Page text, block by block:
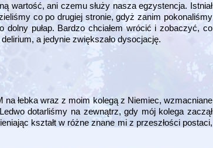
wartość, ani czemu służy nasza egzystencja. Istniał
co po drugiej stronie, gdyż zanim pokonaliśmy
dolny pułap. Bardzo chciałem wrócić i zobaczyć, co
a jedynie zwiększało dysocjację.
na łebka wraz z moim kolegą z Niemiec, wzmacniane
dotarliśmy na zewnątrz, gdy mój kolega zaczął
kształt w różne znane mi z przeszłości postaci,